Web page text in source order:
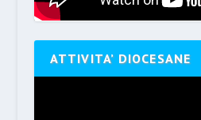
ATTIVITA’ DIOCESANE